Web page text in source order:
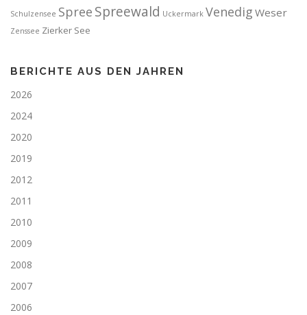
Schulzensee Spree Spreewald Uckermark Venedig Weser
Zenssee Zierker See
BERICHTE AUS DEN JAHREN
2026
2024
2020
2019
2012
2011
2010
2009
2008
2007
2006